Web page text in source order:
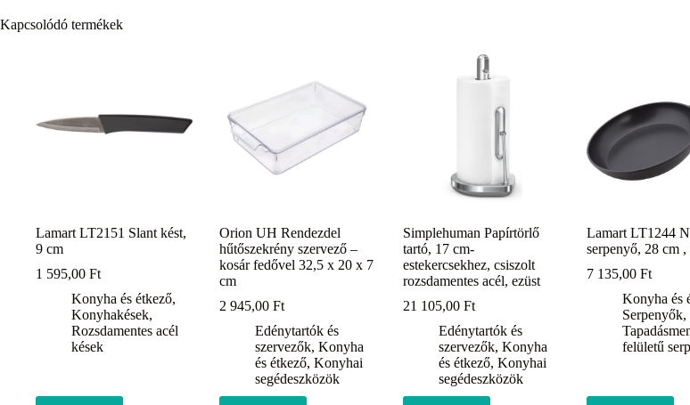
Kapcsolódó termékek
Lamart LT2151 Slant kést,
9 cm
1 595,00 Ft
Konyha és étkező,
Konyhakések,
Rozsdamentes acél
kések
Orion UH Rendezdel
hűtőszekrény szervező –
kosár fedővel 32,5 x 20 x 7
cm
2 945,00Ft
Edénytartók és
szervezők,Konyha
és étkező,Konyhai
segédeszközök
Simplehuman Papírtörlő
tartó, 17 cm-
estekercsekhez, csiszolt
rozsdamentes acél, ezüst
21 105,00Ft
Edénytartók és
szervezők,Konyha
és étkező,Konyhai
segédeszközök
Lamart LT1244
serpenyő, 28 cm
7 135,00Ft
Konyha és
Serpenyők,
felületű